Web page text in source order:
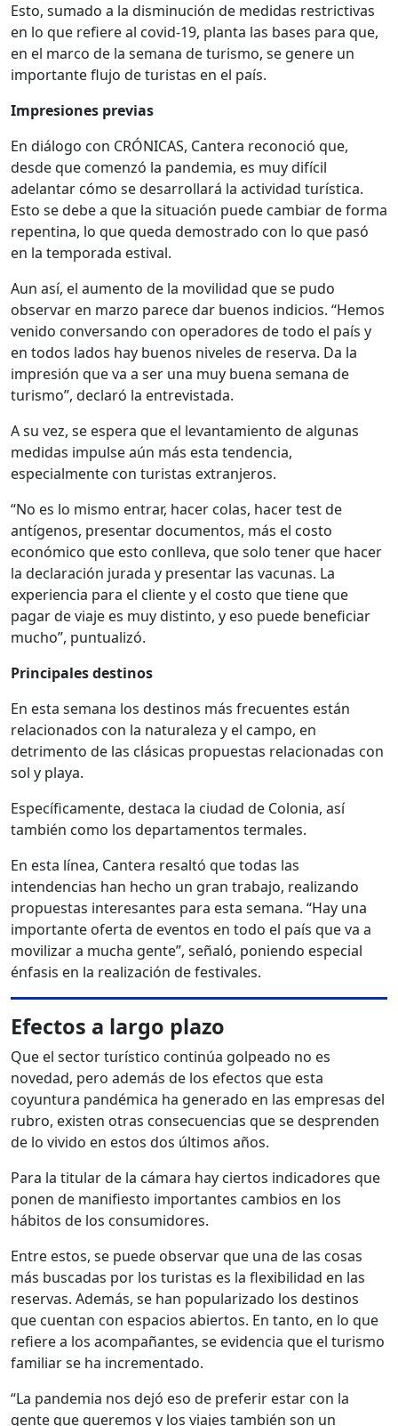
Esto, sumado a la disminución de medidas restrictivas
en lo que refiere al covid-19, planta las bases para que,
en el marco de la semana de turismo, se genere un
importante flujo de turistas en el país.
Impresiones previas
En diálogo con CRÓNICAS, Cantera reconoció que,
desde que comenzó la pandemia, es muy difícil
adelantar cómo se desarrollará la actividad turística.
Esto se debe a que la situación puede cambiar de forma
repentina, lo que queda demostrado con lo que pasó
en la temporada estival.
Aun así, el aumento de la movilidad que se pudo
observar en marzo parece dar buenos indicios. “Hemos
venido conversando con operadores de todo el país y
en todos lados hay buenos niveles de reserva. Da la
impresión que va a ser una muy buena semana de
turismo”, declaró la entrevistada.
A su vez, se espera que el levantamiento de algunas
medidas impulse aún más esta tendencia,
especialmente con turistas extranjeros.
“No es lo mismo entrar, hacer colas, hacer test de
antígenos, presentar documentos, más el costo
económico que esto conlleva, que solo tener que hacer
la declaración jurada y presentar las vacunas. La
experiencia para el cliente y el costo que tiene que
pagar de viaje es muy distinto, y eso puede beneficiar
mucho”, puntualizó.
Principales destinos
En esta semana los destinos más frecuentes están
relacionados con la naturaleza y el campo, en
detrimento de las clásicas propuestas relacionadas con
sol y playa.
Específicamente, destaca la ciudad de Colonia, así
también como los departamentos termales.
En esta línea, Cantera resaltó que todas las
intendencias han hecho un gran trabajo, realizando
propuestas interesantes para esta semana. “Hay una
importante oferta de eventos en todo el país que va a
movilizar a mucha gente”, señaló, poniendo especial
énfasis en la realización de festivales.
Efectos a largo plazo
Que el sector turístico continúa golpeado no es
novedad, pero además de los efectos que esta
coyuntura pandémica ha generado en las empresas del
rubro, existen otras consecuencias que se desprenden
de lo vivido en estos dos últimos años.
Para la titular de la cámara hay ciertos indicadores que
ponen de manifiesto importantes cambios en los
hábitos de los consumidores.
Entre estos, se puede observar que una de las cosas
más buscadas por los turistas es la flexibilidad en las
reservas. Además, se han popularizado los destinos
que cuentan con espacios abiertos. En tanto, en lo que
refiere a los acompañantes, se evidencia que el turismo
familiar se ha incrementado.
“La pandemia nos dejó eso de preferir estar con la
gente que queremos y los viajes también son un